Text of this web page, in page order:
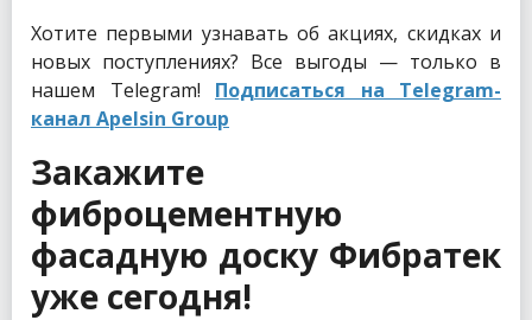
Хотите первыми узнавать об акциях, скидках и
новых поступлениях? Все выгоды — только в
нашем Telegram! Подписаться на Telegram-
канал Apelsin Group
Закажите
фиброцементную
фасадную доску Фибратек
уже сегодня!